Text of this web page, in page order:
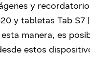
y
y tabletas Tab S7
manera, es
estos